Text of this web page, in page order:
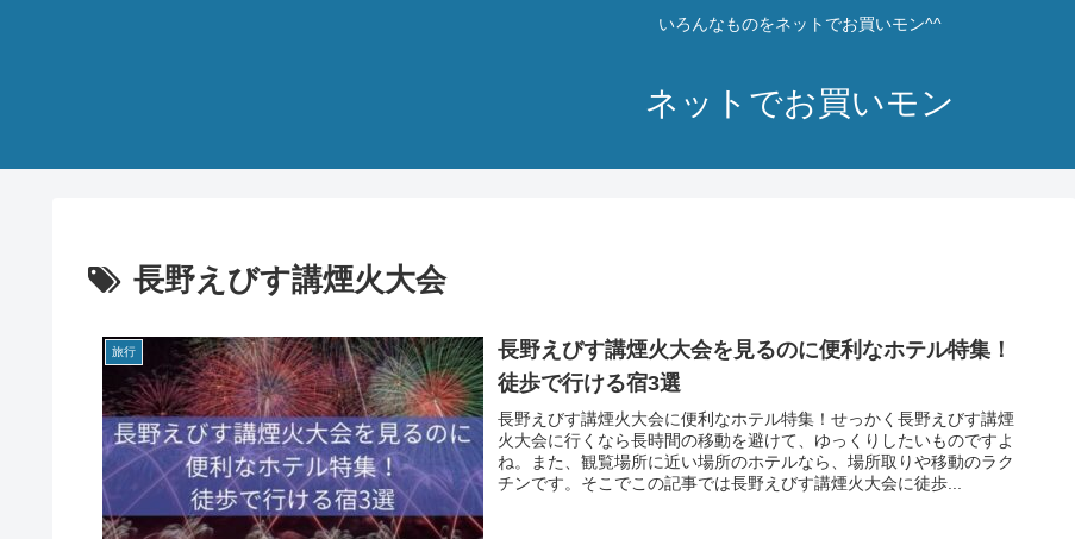
いろんなものをネットでお買いモン^^
ネットでお買いモン
長野えびす講煙火大会
旅行
長野えびす講煙火大会を見るのに便利なホテル特集！
徒歩で行ける宿3選
長野えびす講煙火大会に便利なホテル特集！せっかく長野えびす講煙
火大会に行くなら長時間の移動を避けて、ゆっくりしたいものですよ
ね。また、観覧場所に近い場所のホテルなら、場所取りや移動のラク
チンです。そこでこの記事では長野えびす講煙火大会に徒歩...